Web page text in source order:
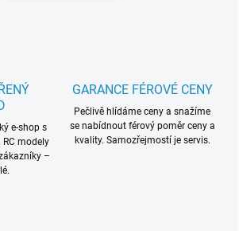
e-shop s
modely
–
GARANCE FÉROVÉ CENY
Pečlivě hlídáme ceny a snažíme
se nabídnout férový poměr ceny a
kvality. Samozřejmostí je servis.